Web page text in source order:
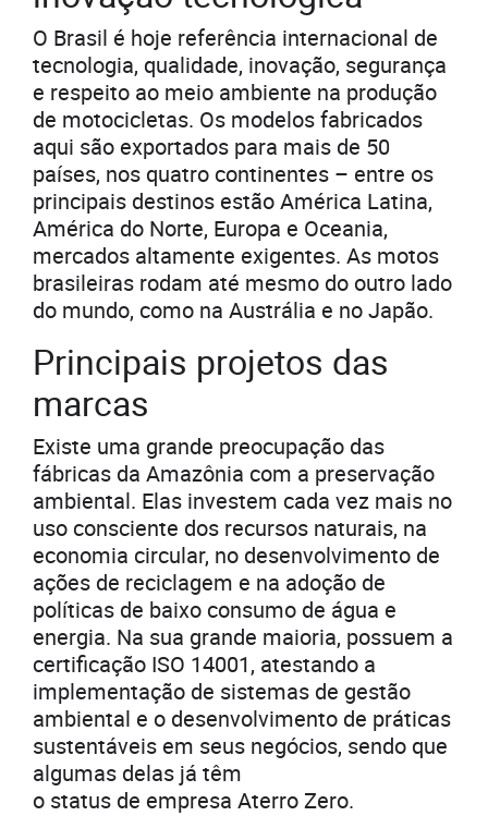
O Brasil é hoje referência internacional de
tecnologia, qualidade, inovação, segurança
e respeito ao meio ambiente na produção
de motocicletas. Os modelos fabricados
aqui são exportados para mais de 50
países, nos quatro continentes – entre os
principais destinos estão América Latina,
América do Norte, Europa e Oceania,
mercados altamente exigentes. As motos
brasileiras rodam até mesmo do outro lado
do mundo, como na Austrália e no Japão.
Principais projetos das
marcas
Existe uma grande preocupação das
fábricas da Amazônia com a preservação
ambiental. Elas investem cada vez mais no
uso consciente dos recursos naturais, na
economia circular, no desenvolvimento de
ações de reciclagem e na adoção de
políticas de baixo consumo de água e
energia. Na sua grande maioria, possuem a
certificação ISO 14001, atestando a
implementação de sistemas de gestão
ambiental e o desenvolvimento de práticas
sustentáveis em seus negócios, sendo que
algumas delas já têm
o status de empresa Aterro Zero.